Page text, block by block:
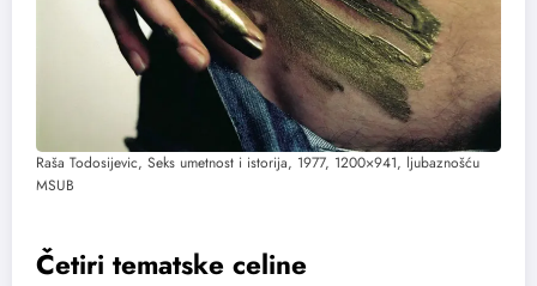
Raša Todosijevic, Seks umetnost i istorija, 1977, 1200×941, ljubaznošću
MSUB
Četiri tematske celine